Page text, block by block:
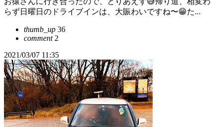
らず日曜日のドライブインは、大賑わいですね〜😁た...
thumb_up 36
comment2
2021/03/07 11:35